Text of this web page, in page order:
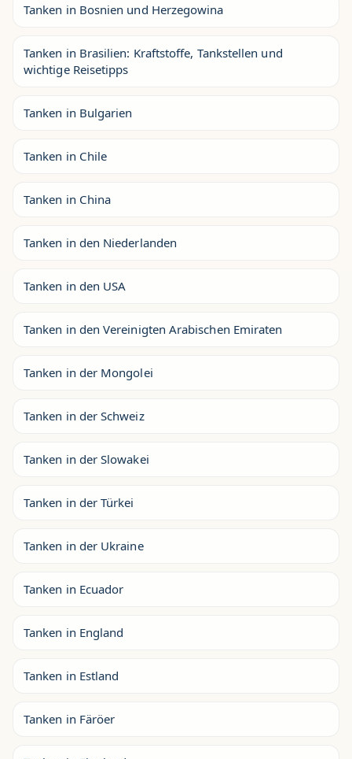
Tanken in Bosnien und Herzegowina
Tanken in Brasilien: Kraftstoffe, Tankstellen und
wichtige Reisetipps
Tanken in Bulgarien
Tanken in Chile
Tanken in China
Tanken in den Niederlanden
Tanken in den USA
Tanken in den Vereinigten Arabischen Emiraten
Tanken in der Mongolei
Tanken in der Schweiz
Tanken in der Slowakei
Tanken in der Türkei
Tanken in der Ukraine
Tanken in Ecuador
Tanken in England
Tanken in Estland
Tanken in Färöer